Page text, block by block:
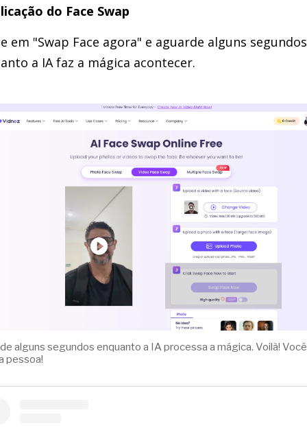
do Face Swap
em "Swap Face agora" e aguarde alguns segundos
a IA faz a mágica acontecer.
alguns segundos enquanto a IA processa a mágica. Voilà!
pessoa!